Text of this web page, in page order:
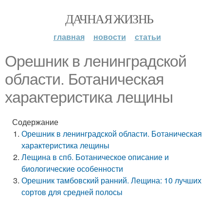
ДАЧНАЯ ЖИЗНЬ
главная новости статьи
Орешник в ленинградской
области. Ботаническая
характеристика лещины
Содержание
Орешник в ленинградской области. Ботаническая
характеристика лещины
Лещина в спб. Ботаническое описание и
биологические особенности
Орешник тамбовский ранний. Лещина: 10 лучших
сортов для средней полосы